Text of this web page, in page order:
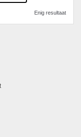
Enig resultaat